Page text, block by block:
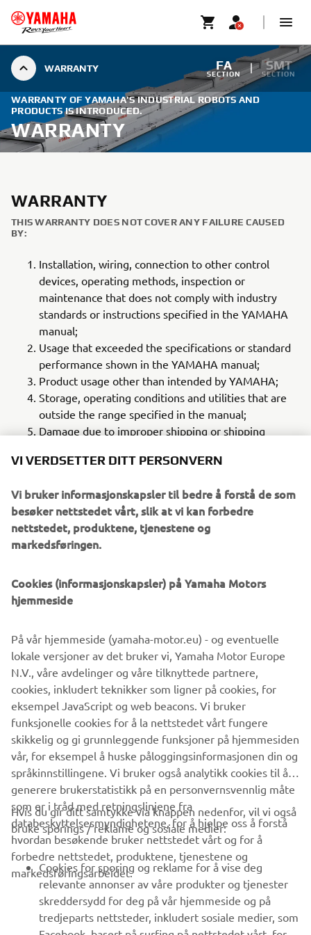
WARRANTY FA
SECTION
SMT
SECTION
WARRANTY OF YAMAHA'S INDUSTRIAL ROBOTS AND
PRODUCTS IS INTRODUCED.
WARRANTY
WARRANTY
THIS WARRANTY DOES NOT COVER ANY FAILURE CAUSED
BY:
Installation, wiring, connection to other control
devices, operating methods, inspection or
maintenance that does not comply with industry
standards or instructions specified in the YAMAHA
manual;
Usage that exceeded the specifications or standard
performance shown in the YAMAHA manual;
Product usage other than intended by YAMAHA;
Storage, operating conditions and utilities that are
outside the range specified in the manual;
Damage due to improper shipping or shipping
Accident or collision damage;
and/or accessories;
Modification to original parts or modifications not
conforming to standard specifications designated by
YAMAHA, including customizing performed by
requests;
Pollution, salt damage, condensation;
tsunamis, lightning strikes, wind and flood damage,
etc;
Breakdown due to causes other than the above that
are not the fault or responsibility of YAMAHA;
READ MORE
VIRKSOMHET
B2B
UTFORSK YAMAHA
VI VERDSETTER DITT PERSONVERN
Vi bruker informasjonskapsler til bedre å forstå de som
besøker nettstedet vårt, slik at vi kan forbedre
nettstedet, produktene, tjenestene og
markedsføringen.
Cookies (informasjonskapsler) på Yamaha Motors
hjemmeside
På vår hjemmeside (yamaha-motor.eu) - og eventuelle
lokale versjoner av det bruker vi, Yamaha Motor Europe
N.V., våre avdelinger og våre tilknyttede partnere,
cookies, inkludert teknikker som ligner på cookies, for
eksempel JavaScript og web beacons. Vi bruker
funksjonelle cookies for å la nettstedet vårt fungere
skikkelig og gi grunnleggende funksjoner på hjemmesiden
vår, for eksempel å huske påloggingsinformasjonen din og
språkinnstillingene. Vi bruker også analytikk cookies til å
generere brukerstatistikk på en personvernsvennlig måte
som er i tråd med retningslinjene fra
databeskyttelsesmyndighetene, for å hjelpe oss å forstå
hvordan besøkende bruker nettstedet vårt og for å
forbedre nettstedet, produktene, tjenestene og
markedsføringsarbeidet.
Hvis du gir ditt samtykke via knappen nedenfor, vil vi også
bruke sporings / reklame og sosiale medier:
Cookies for sporing og reklame for å vise deg
relevante annonser av våre produkter og tjenester
skreddersydd for deg på vår hjemmeside og på
tredjeparts nettsteder, inkludert sosiale medier, som